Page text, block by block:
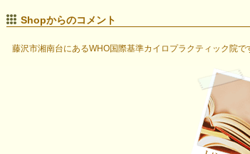
Shopからのコメント
藤沢市湘南台にあるWHO国際基準カイロプラクティック院で